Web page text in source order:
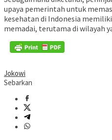
upaya pemerintah untuk
kesehatan di Indonesia
memadai, terutama di wilayah
Jokowi
Sebarkan